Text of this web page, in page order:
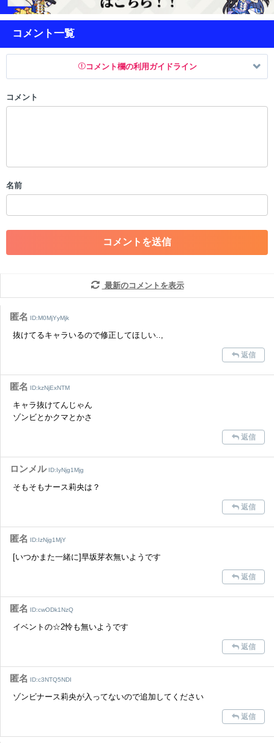
コメント一覧
コメント欄の利用ガイドライン
以下の書き込みを禁止とし、場合によってはコメント削除や書き込み制
・一度削除された投稿を再び投稿すること
・アカウントの売買など金銭が絡む内容の投稿
・各ゲームのネタバレを含む内容の投稿
・その他、管理者が不適切と判断した投稿
コメントの削除を申請する※投稿内容を確認後、順次対応さ
せていただきます。ご了承ください。
さい。
また、過度な利用規約の違反や、弊社に損害の及ぶ内容の書き込みがあ
かじめご理解くださいませ。
コメント
名前
最新のコメントを表示
匿名 ID:M0MjYyMjk
抜けてるキャラいるので修正してほしい..,
返信
匿名 ID:kzNjExNTM
キャラ抜けてんじゃん
ゾンビとかクマとかさ
返信
ロンメルID:IyNjg1Mjg
そもそもナース莉央は？
返信
匿名 ID:IzNjg1MjY
[いつかまた一緒に]早坂芽衣無いようです
返信
匿名 ID:cwODk1NzQ
イベントの☆2怜も無いようです
返信
匿名 ID:c3NTQ5NDI
ゾンビナース莉央が入ってないので追加してください
返信